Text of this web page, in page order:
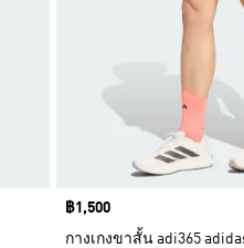
Price
฿1,500
กางเกงขาสั้น adi365